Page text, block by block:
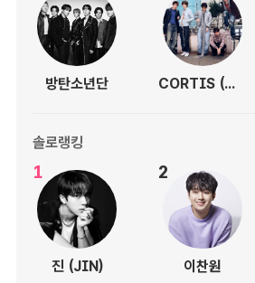
방탄소년단 CORTIS (코르티스)
솔로랭킹
1
진 (JIN)
2
이찬원